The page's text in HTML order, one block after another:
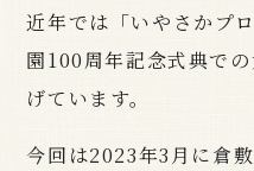
近年では「いやさかプ
園100周年記念式典で
げています。
今回は2023年3月に倉